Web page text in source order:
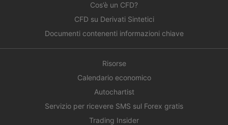
Cos’è un CFD?
CFD su Derivati Sintetici
Documenti contenenti informazioni chiave
Risorse
Calendario economico
Autochartist
Servizio per ricevere SMS sul Forex gratis
Trading Insider